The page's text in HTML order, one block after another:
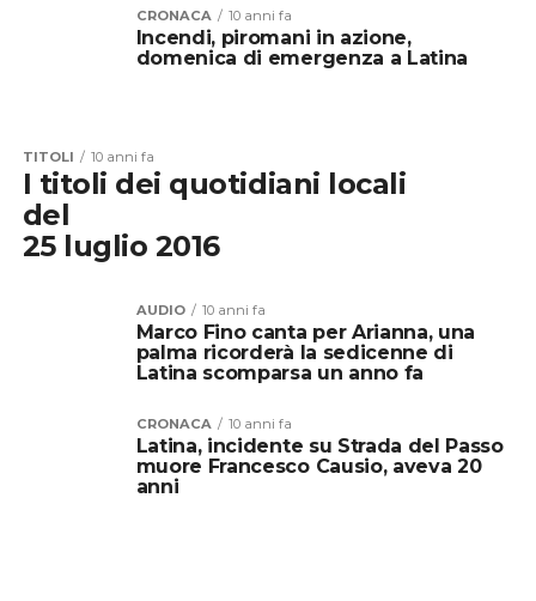
10 anni fa
25 luglio 2016
Marco Fino canta per Arianna, una
palma ricorderà la sedicenne di
CRONACA 10 anni fa
Latina, incidente su Strada del Passo
muore Francesco Causio, aveva 20
anni